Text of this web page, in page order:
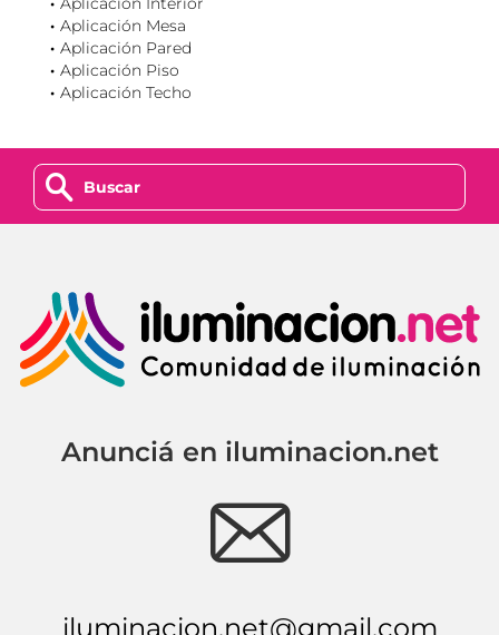
Aplicación Mesa
Aplicación Pared
Aplicación Piso
Aplicación Techo
z
Anunciá en iluminacion.net
e
iluminacion.net@gmail.com